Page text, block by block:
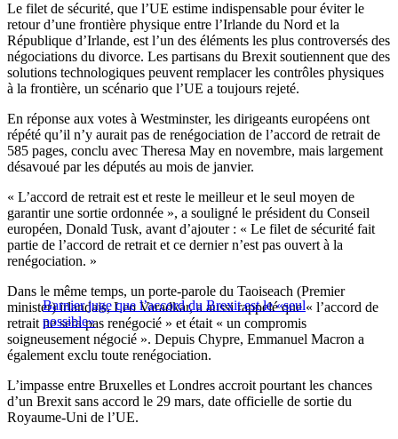
Le filet de sécurité, que l’UE estime indispensable pour éviter le
retour d’une frontière physique entre l’Irlande du Nord et la
République d’Irlande, est l’un des éléments les plus controversés des
négociations du divorce. Les partisans du Brexit soutiennent que des
solutions technologiques peuvent remplacer les contrôles physiques
à la frontière, un scénario que l’UE a toujours rejeté.
En réponse aux votes à Westminster, les dirigeants européens ont
répété qu’il n’y aurait pas de renégociation de l’accord de retrait de
585 pages, conclu avec Theresa May en novembre, mais largement
désavoué par les députés au mois de janvier.
« L’accord de retrait est et reste le meilleur et le seul moyen de
garantir une sortie ordonnée », a souligné le président du Conseil
européen, Donald Tusk, avant d’ajouter : « Le filet de sécurité fait
partie de l’accord de retrait et ce dernier n’est pas ouvert à la
renégociation. »
Barnier juge que l’accord du Brexit est le «seul
possible»
Dans le même temps, un porte-parole du Taoiseach (Premier
minister) irlandais, Leo Varadkar, a aussi rappelé que « l’accord de
retrait ne sera pas renégocié » et était « un compromis
soigneusement négocié ». Depuis Chypre, Emmanuel Macron a
également exclu toute renégociation.
L’impasse entre Bruxelles et Londres accroit pourtant les chances
d’un Brexit sans accord le 29 mars, date officielle de sortie du
Royaume-Uni de l’UE.